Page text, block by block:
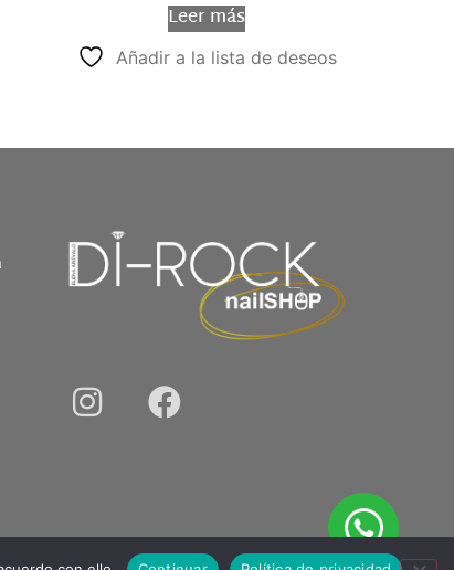
Leer más
Añadir a la lista de deseos